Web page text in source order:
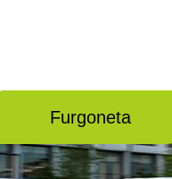
Furgoneta